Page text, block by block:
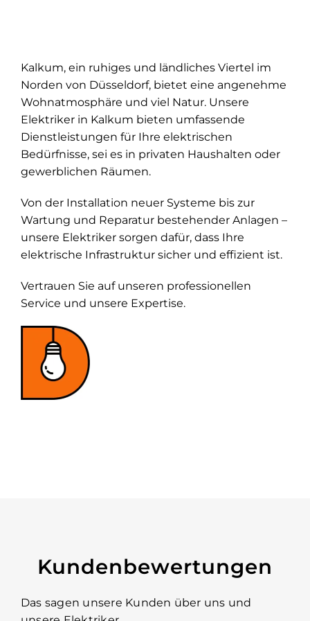
Kalkum, ein ruhiges und ländliches Viertel im
Norden von Düsseldorf, bietet eine angenehme
Wohnatmosphäre und viel Natur. Unsere
Elektriker in Kalkum bieten umfassende
Dienstleistungen für Ihre elektrischen
Bedürfnisse, sei es in privaten Haushalten oder
gewerblichen Räumen.
Von der Installation neuer Systeme bis zur
Wartung und Reparatur bestehender Anlagen –
unsere Elektriker sorgen dafür, dass Ihre
elektrische Infrastruktur sicher und effizient ist.
Vertrauen Sie auf unseren professionellen
Service und unsere Expertise.
Kundenbewertungen
Das sagen unsere Kunden über uns und